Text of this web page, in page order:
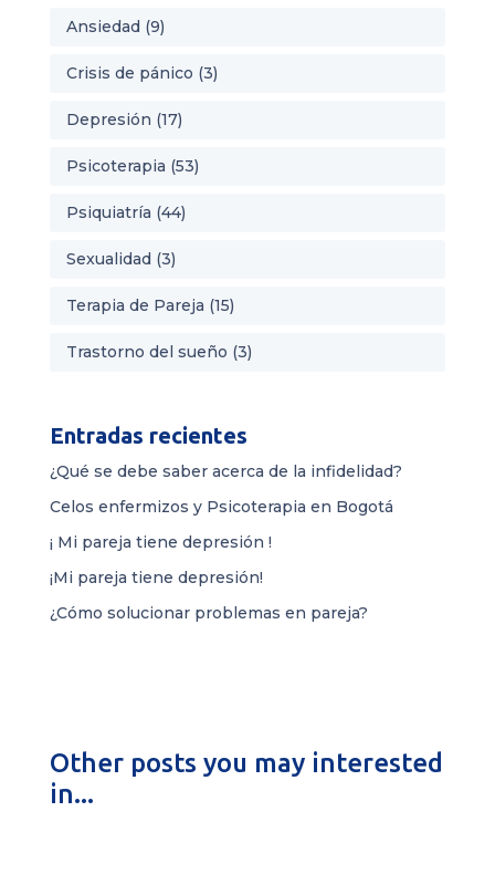
Ansiedad(9)
Crisis de pánico (3)
Depresión (17)
Psicoterapia (53)
Psiquiatría (44)
Sexualidad(3)
Terapia de Pareja (15)
Trastorno del sueño (3)
Entradas recientes
¿Qué se debe saber acerca de la infidelidad?
Celos enfermizos y Psicoterapia en Bogotá
¡ Mi pareja tiene depresión !
¡Mi pareja tiene depresión!
¿Cómo solucionar problemas en pareja?
Other posts you may interested
in...